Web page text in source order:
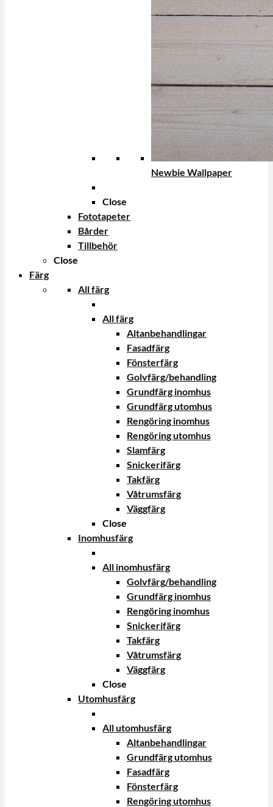
Newbie Wallpaper
Close
Fototapeter
Bårder
Tillbehör
Close
Färg
All färg
All färg
Altanbehandlingar
Fasadfärg
Fönsterfärg
Golvfärg/behandling
Grundfärg inomhus
Grundfärg utomhus
Rengöring inomhus
Rengöring utomhus
Slamfärg
Snickerifärg
Takfärg
Våtrumsfärg
Väggfärg
Close
Inomhusfärg
All inomhusfärg
Golvfärg/behandling
Grundfärg inomhus
Rengöring inomhus
Snickerifärg
Takfärg
Våtrumsfärg
Väggfärg
Close
Utomhusfärg
All utomhusfärg
Altanbehandlingar
Grundfärg utomhus
Fasadfärg
Fönsterfärg
Rengöring utomhus